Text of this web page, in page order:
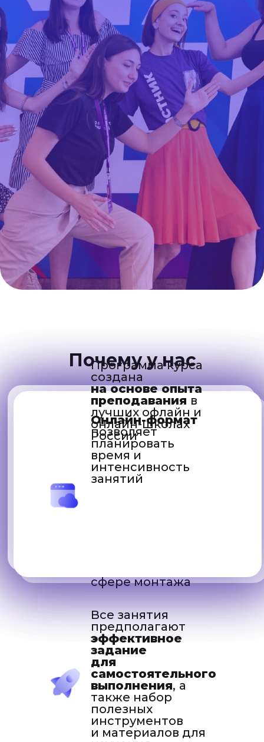
Почему у нас
Преподаватели
сфере монтажа
Все занятия
предполагают
эффективное
задание
для
самостоятельного
выполнения, а
также набор
полезных
инструментов
и материалов для
Программа курса
создана
на основе опыта
преподавания в
лучших офлайн и
онлайн-школах
России
Онлайн-формат
позволяет
планировать
время и
интенсивность
занятий